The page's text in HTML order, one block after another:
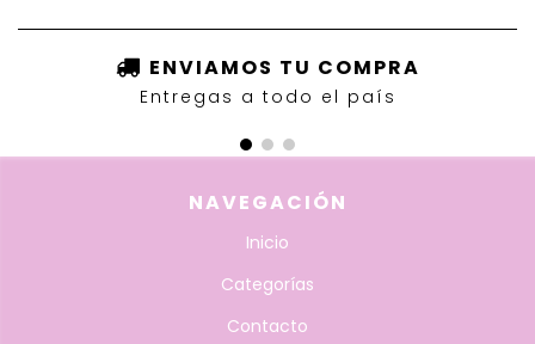
ENVIAMOS TU COMPRA
Entregas a todo el país
NAVEGACIÓN
Inicio
Categorías
Contacto